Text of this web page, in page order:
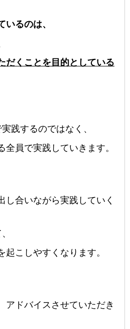
いるのは、
だくことを目的としている
践するのではなく、
全員で実践していきます。
し合いながら実践していく
起こしやすくなります。
アドバイスさせていただき